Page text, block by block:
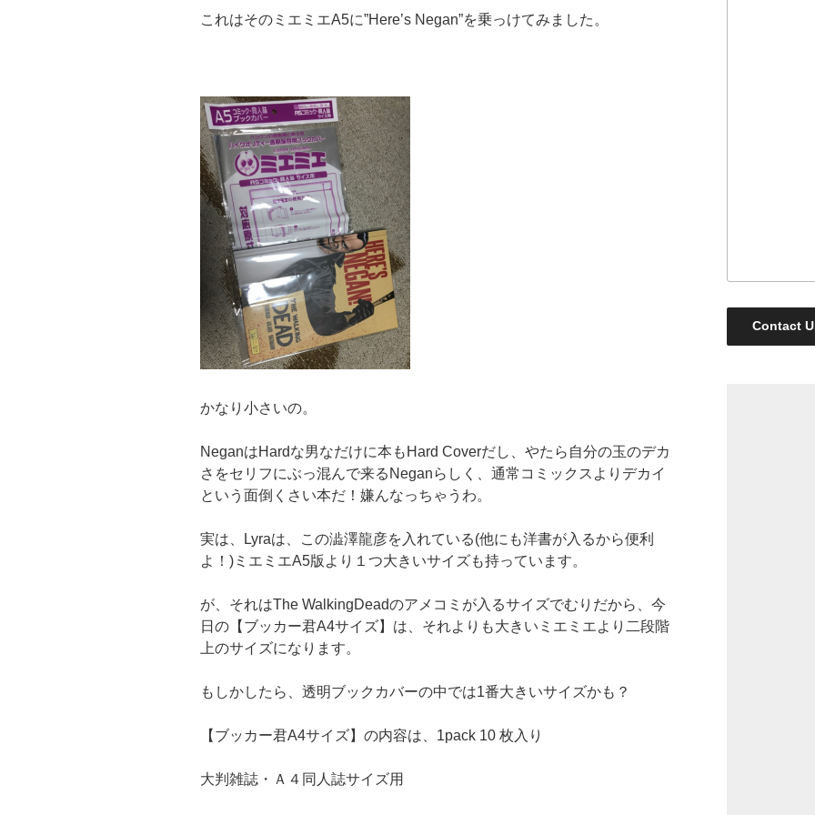
これはそのミエミエA5に”Here’s Negan”を乗っけてみました。
かなり小さいの。
NeganはHardな男なだけに本もHard Coverだし、やたら自分の玉のデカ
さをセリフにぶっ混んで来るNeganらしく、通常コミックスよりデカイ
という面倒くさい本だ！嫌んなっちゃうわ。
実は、Lyraは、この澁澤龍彦を入れている(他にも洋書が入るから便利
よ！)ミエミエA5版より１つ大きいサイズも持っています。
が、それはThe WalkingDeadのアメコミが入るサイズでむりだから、今
日の【ブッカー君A4サイズ】は、それよりも大きいミエミエより二段階
上のサイズになります。
もしかしたら、透明ブックカバーの中では1番大きいサイズかも？
【ブッカー君A4サイズ】の内容は、1pack 10 枚入り
大判雑誌・Ａ４同人誌サイズ用
Contact